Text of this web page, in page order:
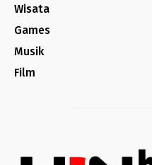
Wisata
Games
Musik
Film